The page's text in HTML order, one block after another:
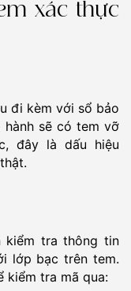
xác thực
đi kèm với sổ bảo
hành sẽ có tem vỡ
đây là dấu hiệu
kiểm tra thông tin
lớp bạc trên tem.
kiểm tra mã qua: